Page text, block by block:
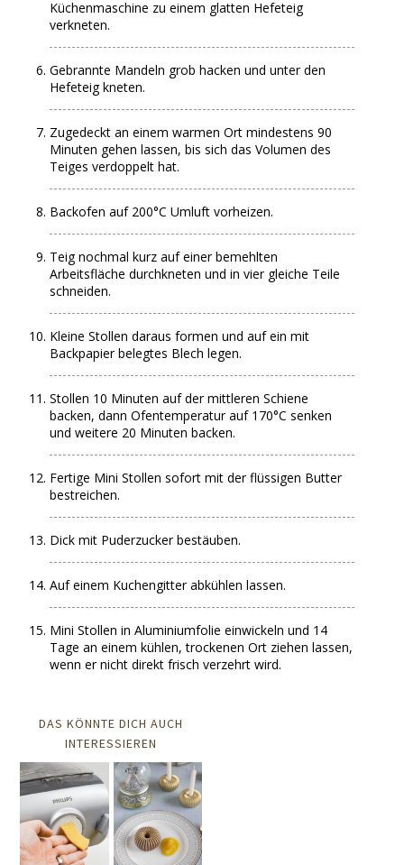
Küchenmaschine zu einem glatten Hefeteig
verkneten.
Gebrannte Mandeln grob hacken und unter den
Hefeteig kneten.
Zugedeckt an einem warmen Ort mindestens 90
Minuten gehen lassen, bis sich das Volumen des
Teiges verdoppelt hat.
Backofen auf 200°C Umluft vorheizen.
Teig nochmal kurz auf einer bemehlten
Arbeitsfläche durchkneten und in vier gleiche Teile
schneiden.
Kleine Stollen daraus formen und auf ein mit
Backpapier belegtes Blech legen.
Stollen 10 Minuten auf der mittleren Schiene
backen, dann Ofentemperatur auf 170°C senken
und weitere 20 Minuten backen.
Fertige Mini Stollen sofort mit der flüssigen Butter
bestreichen.
Dick mit Puderzucker bestäuben.
Auf einem Kuchengitter abkühlen lassen.
Mini Stollen in Aluminiumfolie einwickeln und 14
Tage an einem kühlen, trockenen Ort ziehen lassen,
wenn er nicht direkt frisch verzehrt wird.
DAS KÖNNTE DICH AUCH
INTERESSIEREN